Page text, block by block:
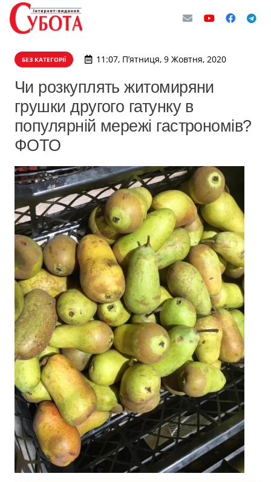
БЕЗ КАТЕГОРІЇ 11:07, П’ятниця, 9 Жовтня, 2020
Чи розкуплять житомиряни
грушки другого гатунку в
популярній мережі гастрономів?
ФОТО